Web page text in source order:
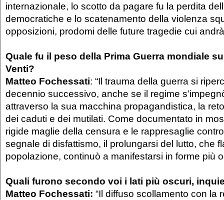
internazionale, lo scotto da pagare fu la perdita
democratiche e lo scatenamento della violenza
opposizioni, prodomi delle future tragedie cui
Quale fu il peso della Prima Guerra mondiale
Venti?
Matteo Fochessati: “Il trauma della guerra si
decennio successivo, anche se il regime
attraverso la sua macchina propagandistica, la
dei caduti e dei mutilati. Come documentato in
rigide maglie della censura e le rappresaglie
segnale di disfattismo, il prolungarsi del lutto, che
popolazione, continuò a manifestarsi in forme più
Quali furono secondo voi i lati più oscuri,
Matteo Fochessati: “Il diffuso scollamento con la